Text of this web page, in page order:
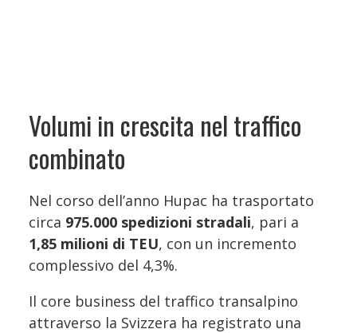
Volumi in crescita nel traffico
combinato
Nel corso dell’anno Hupac ha trasportato
circa 975.000 spedizioni stradali, pari a
1,85 milioni di TEU, con un incremento
complessivo del 4,3%.
Il core business del traffico transalpino
attraverso la Svizzera ha registrato una